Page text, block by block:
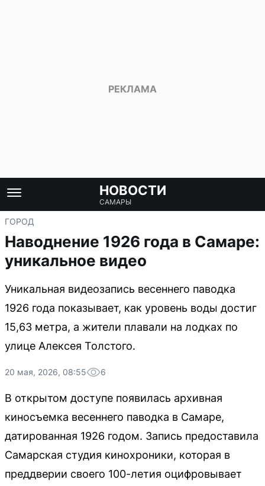
НОВОСТИ
САМАРЫ
ГОРОД
Наводнение 1926 года в Самаре:
уникальное видео
Уникальная видеозапись весеннего паводка
1926 года показывает, как уровень воды достиг
15,63 метра, а жители плавали на лодках по
улице Алексея Толстого.
20 мая, 2026, 08:55 6
В открытом доступе появилась архивная
киносъемка весеннего паводка в Самаре,
датированная 1926 годом. Запись предоставила
Самарская студия кинохроники, которая в
преддверии своего 100-летия оцифровывает